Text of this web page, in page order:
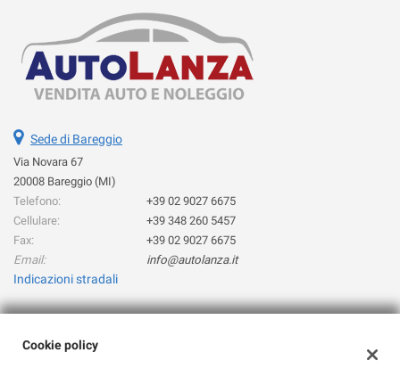
Sede di Bareggio
Via Novara 67
20008 Bareggio (MI)
Telefono:
+39 02 9027 6675
Cellulare:
+39 348 260 5457
Fax:
+39 02 9027 6675
Email:
info@autolanza.it
Indicazioni stradali
Dati fiscali:
Cookie policy